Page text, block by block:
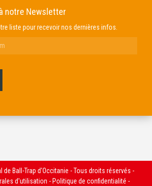
notre Newsletter
liste pour recevoir nos dernières infos.
Ball-Trap d'Occitanie - Tous droits réservés -
d'utilisation - Politique de confidentialité -